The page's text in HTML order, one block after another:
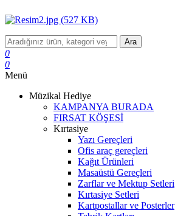
Ara
0
0
Menü
Müzikal Hediye
KAMPANYA BURADA
FIRSAT KÖŞESİ
Kırtasiye
Yazı Gereçleri
Ofis araç gereçleri
Kağıt Ürünleri
Masaüstü Gereçleri
Zarflar ve Mektup Setleri
Kırtasiye Setleri
Kartpostallar ve Posterler